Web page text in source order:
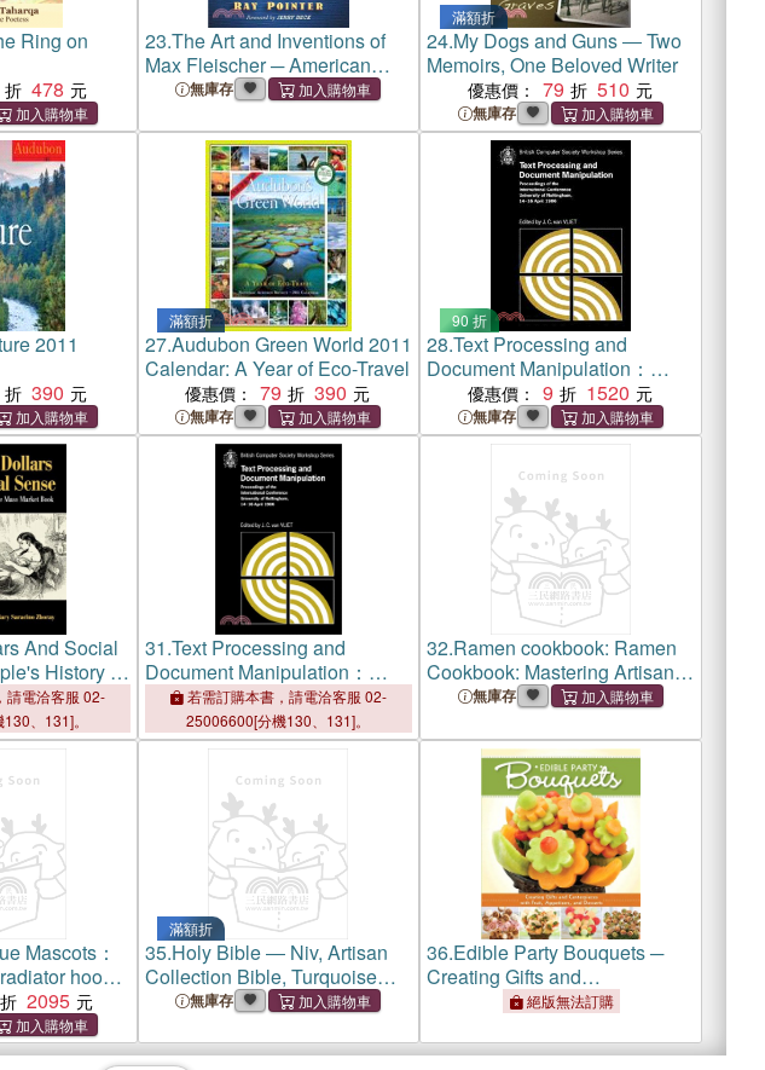
Ring on
478
23.The Art and Inventions of
Max Fleischer ─ American
Animation Pioneer
無庫存
滿額折
24.My Dogs and Guns ― Two
Memoirs, One Beloved Writer
優惠價： 79 510
無庫存
2011
390
滿額折
27.Audubon Green World 2011
Calendar: A Year of Eco-Travel
優惠價： 79 390
無庫存
90 折
28.Text Processing and
Document Manipulation：
Proceedings of the
International Conference,
University of Nottingham, 14-
16 April 1986
優惠價： 9 1520
無庫存
And Social
History Of
Book
電洽客服 02-
、131]。
31.Text Processing and
Document Manipulation：
Proceedings of the
International Conference,
University of Nottingham, 14-
若需訂購本書，請電洽客服 02-
25006600[分機130、131]。
32.Ramen cookbook: Ramen
Cookbook: Mastering Artisan
Ramen Dishes from Broth to
無庫存
Mascots：
hood
of master
realisation
2095
滿額折
35.Holy Bible ― Niv, Artisan
Collection Bible, Turquoise
Floral, Designed Edges Under
Comfort Print
無庫存
36.Edible Party Bouquets ─
Creating Gifts and
Centerpieces With Fruit,
絕版無法訂購